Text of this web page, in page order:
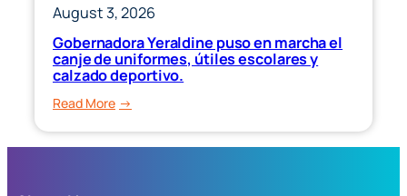
Bonilla
reapertura
del
“Ponte
al
August 3, 2026
Gobernadora Yeraldine puso en marcha el
canje de uniformes, útiles escolares y
calzado deportivo.
Read More:
Yeraldine